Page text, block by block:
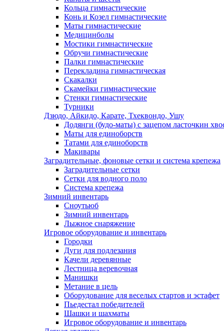
Кольца гимнастические
Конь и Козел гимнастические
Маты гимнастические
Медицинболы
Мостики гимнастические
Обручи гимнастические
Палки гимнастические
Перекладина гимнастическая
Скакалки
Скамейки гимнастические
Стенки гимнастические
Турники
Дзюдо, Айкидо, Карате, Тхеквондо, Ушу
Додянги (будо-маты) с зацепом ласточкин
Маты для единоборств
Татами для единоборств
Макивары
Заградительные, фоновые сетки и система крепежа
Заградительные сетки
Сетки для водного поло
Система крепежа
Зимний инвентарь
Сноутьюб
Зимний инвентарь
Лыжное снаряжение
Игровое оборудование и инвентарь
Городки
Дуги для подлезания
Качели деревянные
Лестница веревочная
Манишки
Метание в цель
Оборудование для веселых стартов и эстафет
Пьедестал победителей
Шашки и шахматы
Игровое оборудование и инвентарь